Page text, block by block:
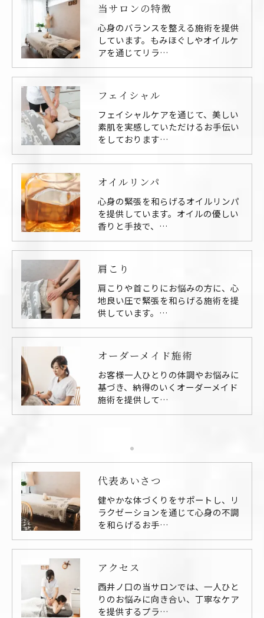
当サロンの特徴
心身のバランスを整える施術を提供
しています。もみほぐしやオイルケ
アを通じてリラ…
フェイシャル
フェイシャルケアを通じて、美しい
素肌を実感していただけるお手伝い
をしております…
オイルリンパ
心身の緊張を和らげるオイルリンパ
を提供しています。オイルの優しい
香りと手技で、…
肩こり
肩こりや首こりにお悩みの方に、心
地良い圧で緊張を和らげる施術を提
供しています。…
オーダーメイド施術
お客様一人ひとりの体調やお悩みに
基づき、納得のいくオーダーメイド
施術を提供して…
代表あいさつ
健やかな体づくりをサポートし、リ
ラクゼーションを通じて心身の不調
を和らげるお手…
アクセス
西井ノ口の当サロンでは、一人ひと
りのお悩みに向き合い、丁寧なケア
を提供するプラ…